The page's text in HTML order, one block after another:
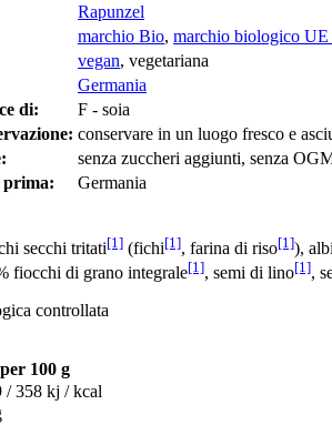
Rapunzel
marchio Bio, marchio biologico
vegan, vegetariana
Germania
di:
F - soia
conservare in un luogo fresco e
senza zuccheri aggiunti, senza
prima:
Germania
secchi tritati[1] (fichi[1], farina di riso[1]),
fiocchi di grano integrale[1], semi di lino[1],
controllata
per 100 g
/ 358 kj / kcal